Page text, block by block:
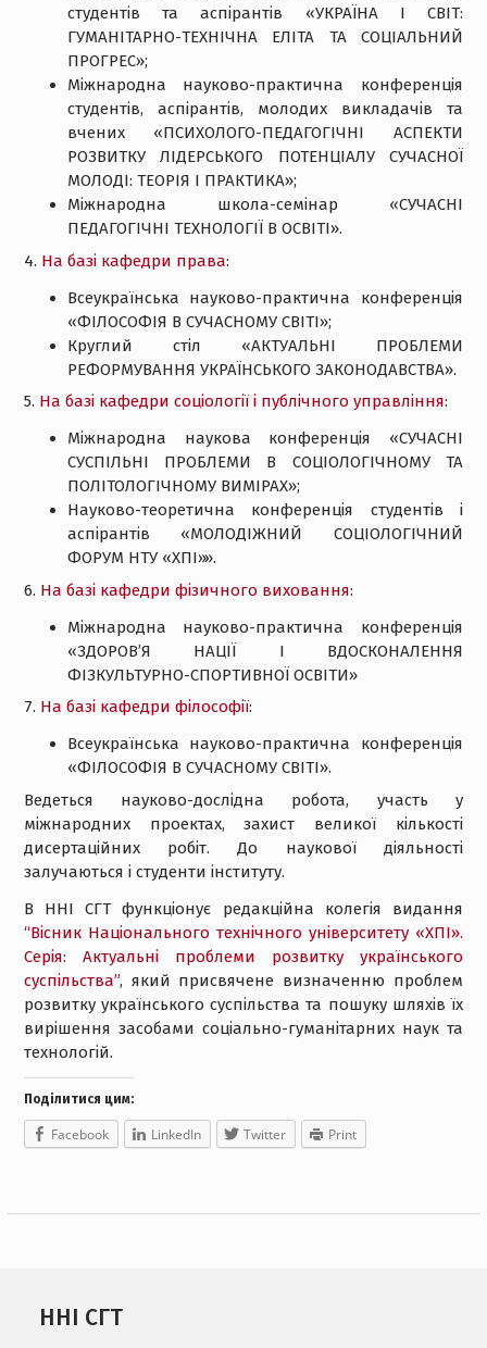
студентів та аспірантів «УКРАЇНА І СВІТ:
ГУМАНІТАРНО-ТЕХНІЧНА ЕЛІТА ТА СОЦІАЛЬНИЙ
ПРОГРЕС»;
Міжнародна науково-практична конференція
студентів, аспірантів, молодих викладачів та
вчених «ПСИХОЛОГО-ПЕДАГОГІЧНІ АСПЕКТИ
РОЗВИТКУ ЛІДЕРСЬКОГО ПОТЕНЦІАЛУ СУЧАСНОЇ
МОЛОДІ: ТЕОРІЯ І ПРАКТИКА»;
Міжнародна школа-семінар «СУЧАСНІ
ПЕДАГОГІЧНІ ТЕХНОЛОГІЇ В ОСВІТІ».
4. На базі кафедри права:
Всеукраїнська науково-практична конференція
«ФІЛОСОФІЯ В СУЧАСНОМУ СВІТІ»;
Круглий стіл «АКТУАЛЬНІ ПРОБЛЕМИ
РЕФОРМУВАННЯ УКРАЇНСЬКОГО ЗАКОНОДАВСТВА».
5. На базі кафедри соціології і публічного управління:
Міжнародна наукова конференція «СУЧАСНІ
СУСПІЛЬНІ ПРОБЛЕМИ В СОЦІОЛОГІЧНОМУ ТА
ПОЛІТОЛОГІЧНОМУ ВИМІРАХ»;
Науково-теоретична конференція студентів і
аспірантів «МОЛОДІЖНИЙ СОЦІОЛОГІЧНИЙ
ФОРУМ НТУ «ХПІ»».
6. На базі кафедри фізичного виховання:
Міжнародна науково-практична конференція
«ЗДОРОВ’Я НАЦІЇ І ВДОСКОНАЛЕННЯ
ФІЗКУЛЬТУРНО-СПОРТИВНОЇ ОСВІТИ»
7. На базі кафедри філософії:
Всеукраїнська науково-практична конференція
«ФІЛОСОФІЯ В СУЧАСНОМУ СВІТІ».
Ведеться науково-дослідна робота, участь у
міжнародних проектах, захист великої кількості
дисертаційних робіт. До наукової діяльності
залучаються і студенти інституту.
В ННІ СГТ функціонує редакційна колегія видання
“Вісник Національного технічного університету «ХПІ».
Серія: Актуальні проблеми розвитку українського
суспільства”, який присвячене визначенню проблем
розвитку українського суспільства та пошуку шляхів їх
вирішення засобами соціально-гуманітарних наук та
технологій.
Поділитися цим:
Facebook LinkedIn Twitter Print
ННІ СГТ